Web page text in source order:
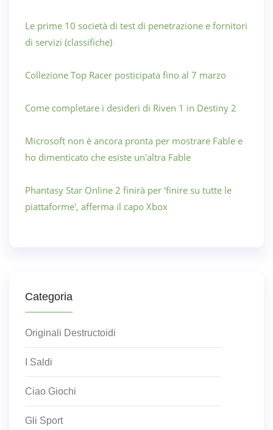
Le prime 10 società di test di penetrazione e fornitori
di servizi (classifiche)
Collezione Top Racer posticipata fino al 7 marzo
Come completare i desideri di Riven 1 in Destiny 2
Microsoft non è ancora pronta per mostrare Fable e
ho dimenticato che esiste un'altra Fable
Phantasy Star Online 2 finirà per 'finire su tutte le
piattaforme', afferma il capo Xbox
Categoria
Originali Destructoidi
I Saldi
Ciao Giochi
Gli Sport